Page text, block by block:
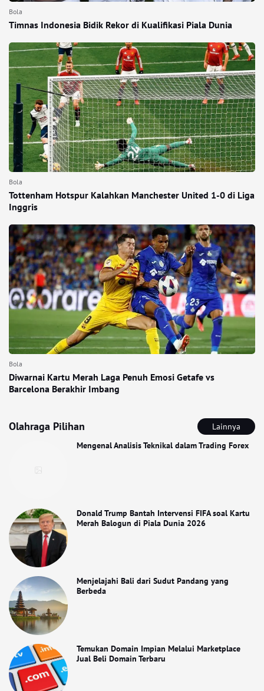
Bola
Timnas Indonesia Bidik Rekor di Kualifikasi Piala Dunia
Bola
Tottenham Hotspur Kalahkan Manchester United 1-0 di Liga
Inggris
Bola
Diwarnai Kartu Merah Laga Penuh Emosi Getafe vs
Barcelona Berakhir Imbang
Olahraga Pilihan
Lainnya
Mengenal Analisis Teknikal dalam Trading Forex
Donald Trump Bantah Intervensi FIFA soal Kartu
Merah Balogun di Piala Dunia 2026
Menjelajahi Bali dari Sudut Pandang yang
Berbeda
Temukan Domain Impian Melalui Marketplace
Jual Beli Domain Terbaru